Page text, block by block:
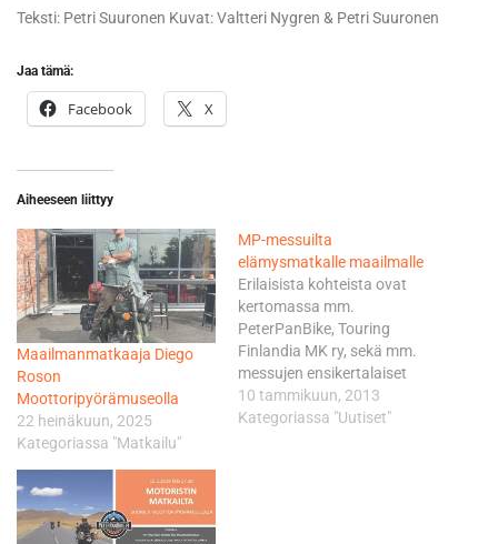
Teksti: Petri Suuronen Kuvat: Valtteri Nygren & Petri Suuronen
Jaa tämä:
Facebook X
Aiheeseen liittyy
Maailmanmatkaaja Diego
Roson
Moottoripyörämuseolla
22 heinäkuun, 2025
Kategoriassa "Matkailu"
MP-messuilta
elämysmatkalle maailmalle
Erilaisista kohteista ovat
kertomassa mm.
PeterPanBike, Touring
Finlandia MK ry, sekä mm.
messujen ensikertalaiset
norjalainen Route 66 USA
sekä ruotsalainen DaveUSA.
10 tammikuun, 2013
Kategoriassa "Uutiset"